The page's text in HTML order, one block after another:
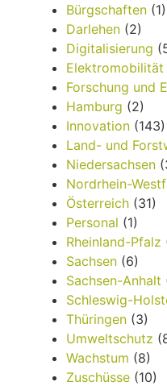
Bürgschaften (1)
Darlehen (2)
Digitalisierung
Elektromobilität
Forschung und
Hamburg (2)
Innovation (143)
Land- und
Niedersachsen
Nordrhein-
Österreich (31)
Personal (1)
Rheinland-Pfalz
Sachsen (6)
Sachsen-Anhalt
Schleswig-
Thüringen (3)
Umweltschutz
Wachstum (8)
Zuschüsse (10)